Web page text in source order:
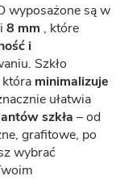
wyposażone są w
8 mm , które
i
Szkło
która minimalizuje
ułatwia
szkła – od
grafitowe, po
wybrać